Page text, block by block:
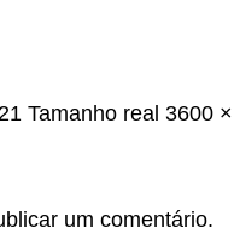
Tamanho real 3600 ×
um comentário.